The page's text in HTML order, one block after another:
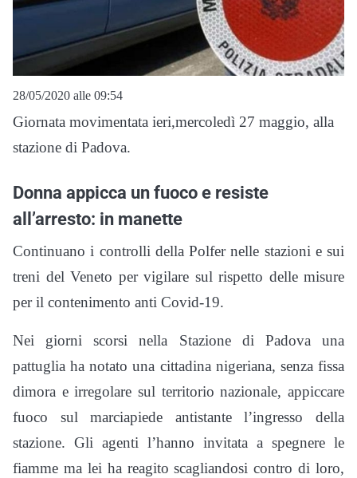
28/05/2020 alle 09:54
Giornata movimentata ieri,mercoledì 27 maggio, alla
stazione di Padova.
Donna appicca un fuoco e resiste
all’arresto: in manette
Continuano i controlli della Polfer nelle stazioni e sui
treni del Veneto per vigilare sul rispetto delle misure
per il contenimento anti Covid-19.
Nei giorni scorsi nella Stazione di Padova una
pattuglia ha notato una cittadina nigeriana, senza fissa
dimora e irregolare sul territorio nazionale, appiccare
fuoco sul marciapiede antistante l’ingresso della
stazione. Gli agenti l’hanno invitata a spegnere le
fiamme ma lei ha reagito scagliandosi contro di loro,